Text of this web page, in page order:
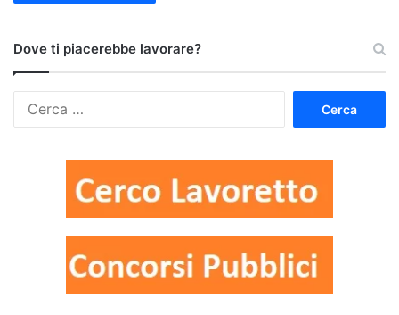
Dove ti piacerebbe lavorare?